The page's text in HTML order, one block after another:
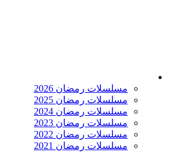
مسلسلات رمضان 2026
مسلسلات رمضان 2025
مسلسلات رمضان 2024
مسلسلات رمضان 2023
مسلسلات رمضان 2022
مسلسلات رمضان 2021